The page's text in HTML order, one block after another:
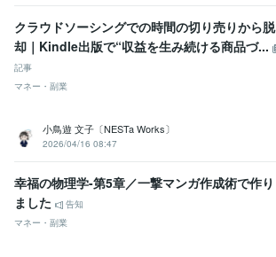
大阪大学 2015年3月 ~ 2020年2月
語学力
インドネシア語
ビジネスレベル
中国語
英語 ビジネスレベル
クラウドソーシングでの時間の切り売りから脱
却｜Kindle出版で“収益を生み続ける商品づ...
記事
マネー・副業
小鳥遊 文子〔NESTa Works〕
2026/04/16 08:47
幸福の物理学-第5章／一撃マンガ作成術で作り
ました
告知
マネー・副業